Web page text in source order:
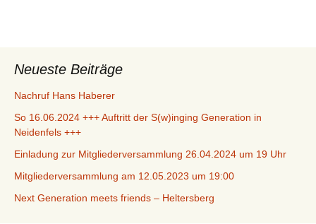
Neueste Beiträge
Nachruf Hans Haberer
So 16.06.2024 +++ Auftritt der S(w)inging Generation in
Neidenfels +++
Einladung zur Mitgliederversammlung 26.04.2024 um 19 Uhr
Mitgliederversammlung am 12.05.2023 um 19:00
Next Generation meets friends – Heltersberg